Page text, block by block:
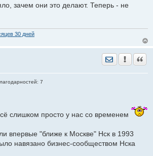
зачем они это делают. Теперь - не
30 дней
Отправить
7
слишком просто у нас со временем
впервые "ближе к Москве" Нск в 1993
навязано бизнес-сообществом Нска